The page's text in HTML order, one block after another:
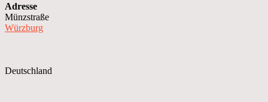
Adresse
Münzstraße
Würzburg
Deutschland